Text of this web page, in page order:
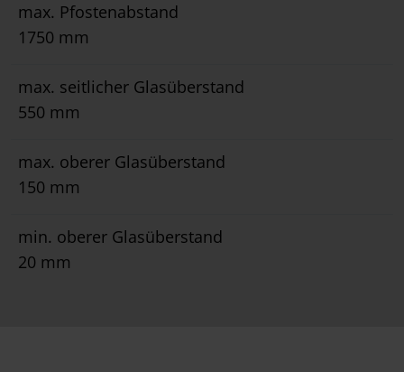
max. Pfostenabstand
1750 mm
max. seitlicher Glasüberstand
550 mm
max. oberer Glasüberstand
150 mm
min. oberer Glasüberstand
20 mm